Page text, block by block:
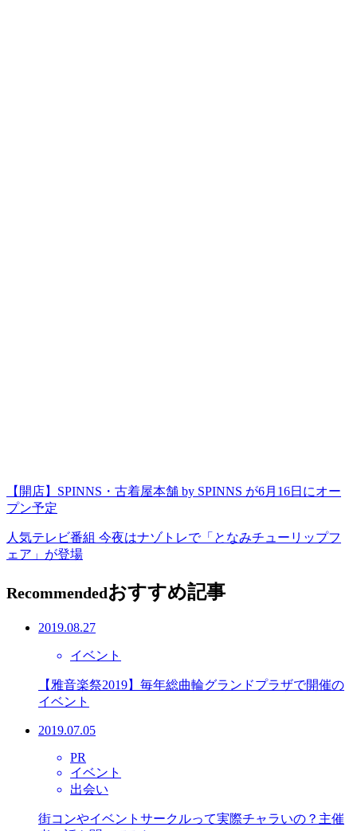
【開店】SPINNS・古着屋本舗 by SPINNS が6月16日にオー
プン予定
人気テレビ番組 今夜はナゾトレで「となみチューリップフ
ェア」が登場
Recommendedおすすめ記事
2019.08.27
イベント
【雅音楽祭2019】毎年総曲輪グランドプラザで開催の
イベント
2019.07.05
PR
イベント
出会い
街コンやイベントサークルって実際チャラいの？主催